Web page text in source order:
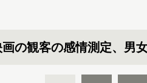
画の観客の感情測定、男